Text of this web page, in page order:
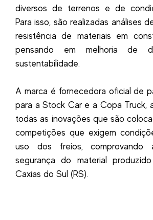
diversos de terrenos e de
Para isso, são realizadas análises
resistência de materiais em
pensando em melhoria de
sustentabilidade.
A marca é fornecedora oficial de
para a Stock Car e a Copa Truck,
todas as inovações que são
competições que exigem
uso dos freios, comprovando
segurança do material
Caxias do Sul (RS).